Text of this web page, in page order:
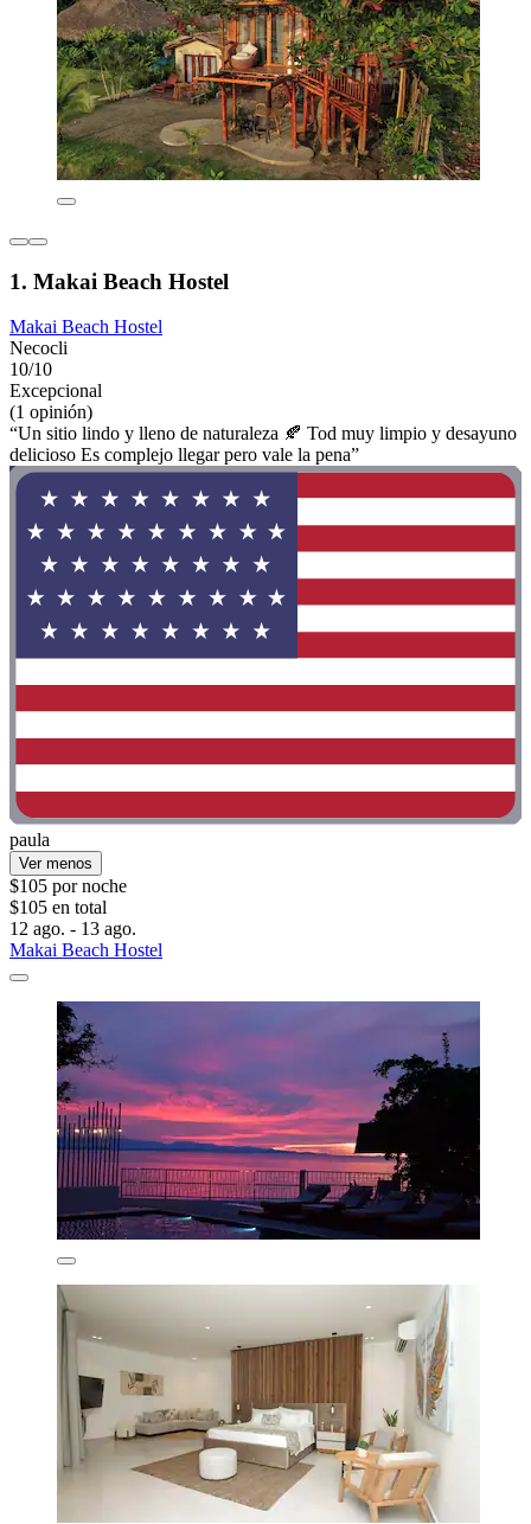
1. Makai Beach Hostel
Makai Beach Hostel
Necocli
10/10
Excepcional
(1 opinión)
“Un sitio lindo y lleno de naturaleza 🍂 Tod muy limpio y desayuno
delicioso Es complejo llegar pero vale la pena”
paula
Ver menos
$105 por noche
$105 en total
12 ago. - 13 ago.
Makai Beach Hostel